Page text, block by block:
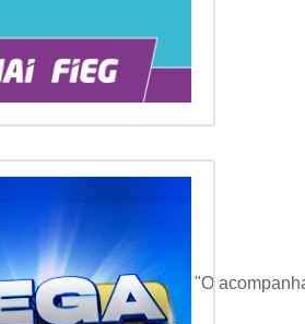
as articulações.
físicas do idoso. "O